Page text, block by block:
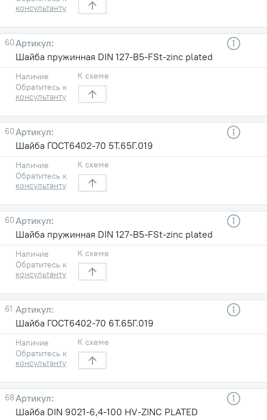
консультанту
60
Шайба пружинная DIN 127-B5-FSt-zinc plated
Наличие
Обратитесь к
консультанту
К схеме
60
Шайба ГОСТ6402-70 5T.65Г.019
Наличие
Обратитесь к
консультанту
К схеме
60
Шайба пружинная DIN 127-B5-FSt-zinc plated
Наличие
Обратитесь к
консультанту
К схеме
61
Шайба ГОСТ6402-70 6T.65Г.019
Наличие
Обратитесь к
консультанту
К схеме
68
Шайба DIN 9021-6,4-100 HV-ZINC PLATED